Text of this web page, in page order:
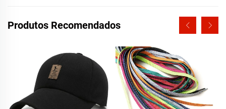
Produtos Recomendados